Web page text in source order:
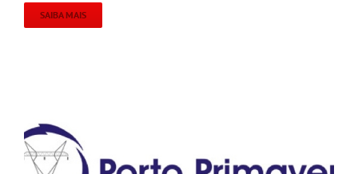
SAIBA MAIS